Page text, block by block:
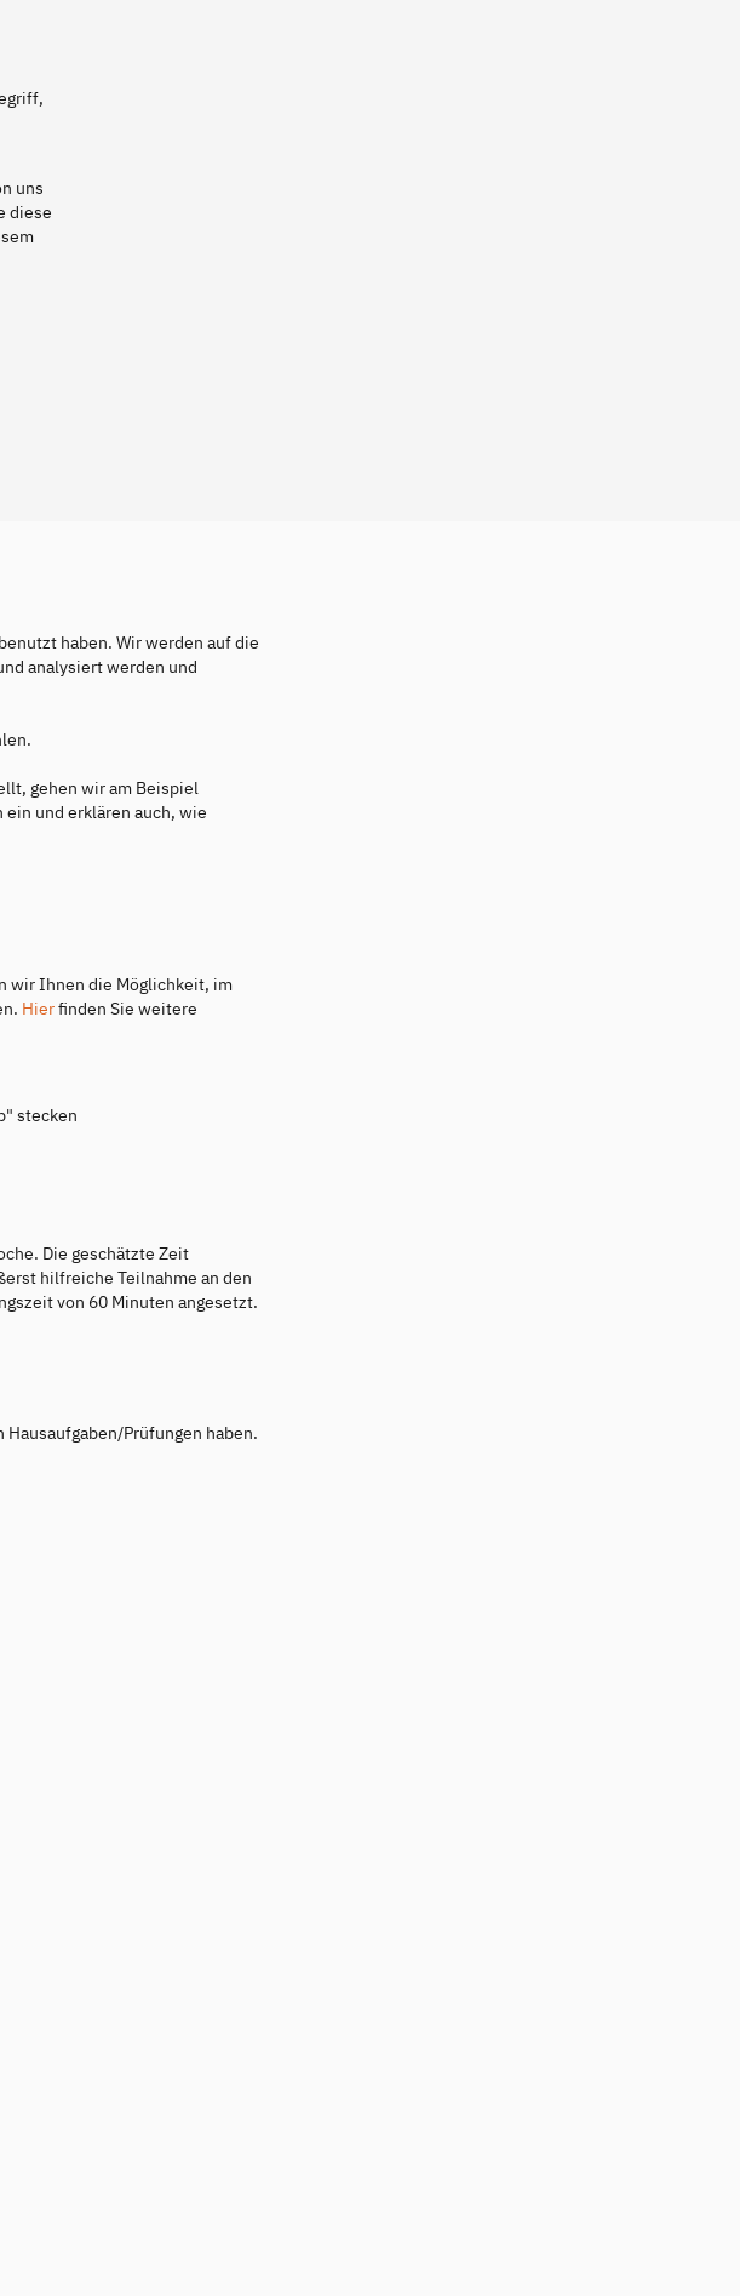
uns
diese
haben. Wir werden auf die
analysiert werden und
gehen wir am Beispiel
und erklären auch, wie
wir Ihnen die Möglichkeit, im
Hierfinden Sie weitere
stecken
Die geschätzte Zeit
hilfreiche Teilnahme an den
von 60 Minuten angesetzt.
Prüfungen haben.